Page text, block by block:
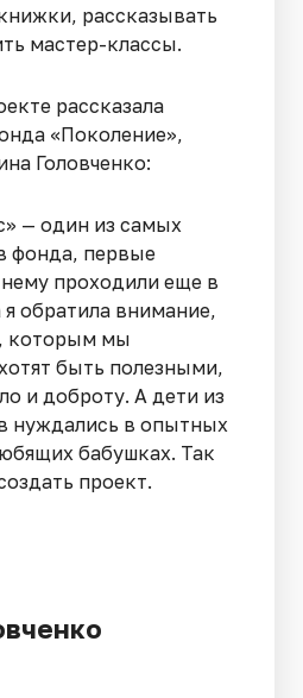
рассказывать
мастер-классы.
рассказала
«Поколение»,
Головченко:
— один из самых
фонда, первые
проходили еще в
я обратила внимание,
которым мы
быть полезными,
и доброту. А дети из
нуждались в опытных
бабушках. Так
проект.